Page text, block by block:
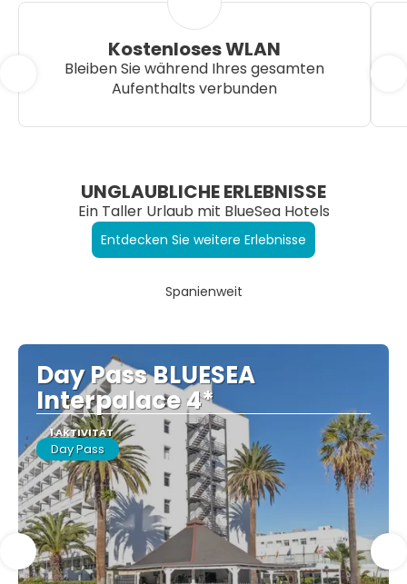
Kostenloses WLAN
Bleiben Sie während Ihres gesamten
Aufenthalts verbunden
UNGLAUBLICHE ERLEBNISSE
Ein Taller Urlaub mit BlueSea Hotels
Entdecken Sie weitere Erlebnisse
Spanienweit
Day Pass BLUESEA
Interpalace 4*
1 AKTIVITÄT
Day Pass